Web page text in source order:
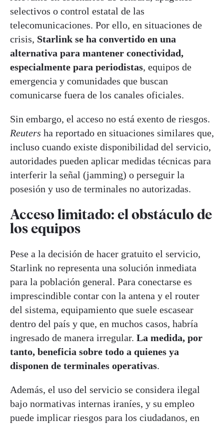
selectivos o control estatal de las
telecomunicaciones. Por ello, en situaciones de
crisis, Starlink se ha convertido en una
alternativa para mantener conectividad,
especialmente para periodistas, equipos de
emergencia y comunidades que buscan
comunicarse fuera de los canales oficiales.
Sin embargo, el acceso no está exento de riesgos.
Reuters ha reportado en situaciones similares que,
incluso cuando existe disponibilidad del servicio,
autoridades pueden aplicar medidas técnicas para
interferir la señal (jamming) o perseguir la
posesión y uso de terminales no autorizadas.
Acceso limitado: el obstáculo de
los equipos
Pese a la decisión de hacer gratuito el servicio,
Starlink no representa una solución inmediata
para la población general. Para conectarse es
imprescindible contar con la antena y el router
del sistema, equipamiento que suele escasear
dentro del país y que, en muchos casos, habría
ingresado de manera irregular. La medida, por
tanto, beneficia sobre todo a quienes ya
disponen de terminales operativas.
Además, el uso del servicio se considera ilegal
bajo normativas internas iraníes, y su empleo
puede implicar riesgos para los ciudadanos, en